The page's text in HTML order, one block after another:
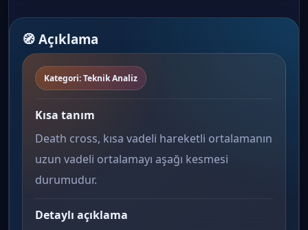
🧭 Açıklama
Kategori: Teknik Analiz
Kısa tanım
Death cross, kısa vadeli hareketli ortalamanın
uzun vadeli ortalamayı aşağı kesmesi
durumudur.
Detaylı açıklama